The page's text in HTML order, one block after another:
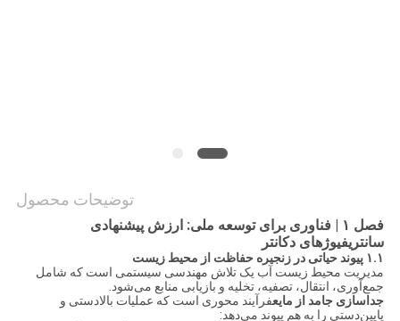
توضیحات محصول
فصل ۱ | فناوری برای توسعه ملی: ارزش پیشنهادی
سانتریفیوژهای دکانتر
۱.۱ پیوند حیاتی در زنجیره حفاظت از محیط زیست
مدیریت محیط زیست آب یک تلاش مهندسی سیستمی است که شامل
جمع‌آوری، انتقال، تصفیه، تخلیه و بازیابی منابع می‌شود.
جداسازی جامد از مایعفرآیند محوری است که عملیات بالادستی و
پایین‌دستی را به هم پیوند می‌دهد: